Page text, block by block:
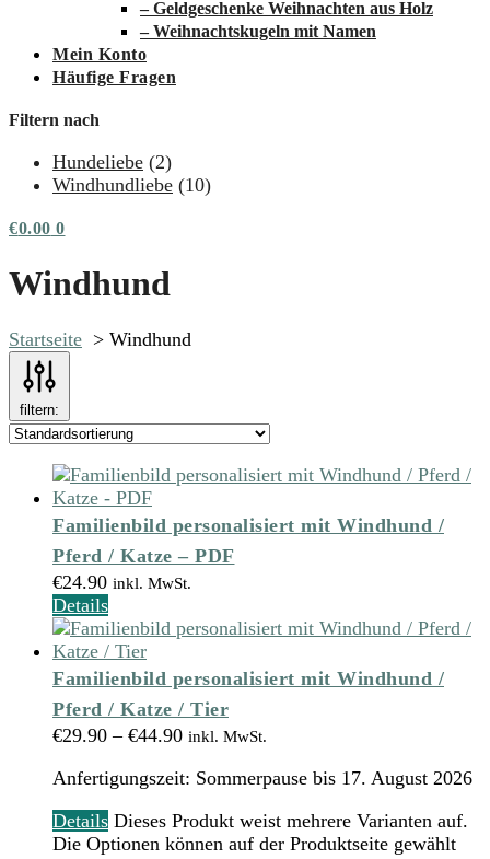
– Geldgeschenke Weihnachten aus Holz
– Weihnachtskugeln mit Namen
Mein Konto
Häufige Fragen
Filtern nach
Hundeliebe (2)
Windhundliebe (10)
€0.00 0
Windhund
Startseite Windhund
filtern:
Familienbild personalisiert mit Windhund /
Pferd / Katze – PDF
€24.90 inkl. MwSt.
Details
Familienbild personalisiert mit Windhund /
Pferd / Katze / Tier
€29.90 – €44.90 inkl. MwSt.
Anfertigungszeit: Sommerpause bis 17. August 2026
Details Dieses Produkt weist mehrere Varianten auf.
Die Optionen können auf der Produktseite gewählt